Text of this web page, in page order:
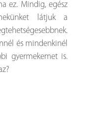
ez. Mindig, egész
látjuk a
és mindenkinél
gyermekemet is.